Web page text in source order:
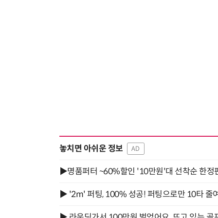
놓치면 아쉬운 정보 AD
▶명품퍼터 ~60%할인 '10만원'대 선착순 한정
▶ '2m' 퍼팅, 100% 성공! 퍼팅으로만 10타 줄